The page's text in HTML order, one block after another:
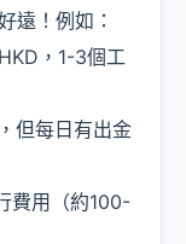
遠！例如：
，1-3個工
但每日有出金
費用（約100-